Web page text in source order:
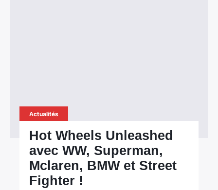
Actualités
Hot Wheels Unleashed
avec WW, Superman,
Mclaren, BMW et Street
Fighter !